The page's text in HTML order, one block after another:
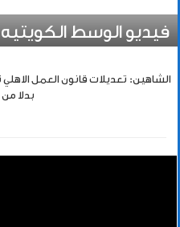
فيديو الوسط الكويتيه
بدلا من 30 يوما